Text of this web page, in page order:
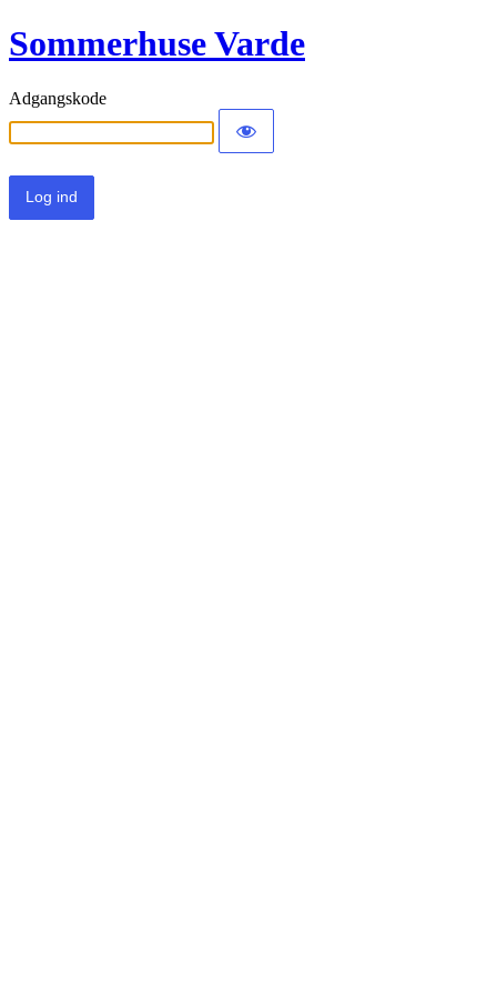
Sommerhuse Varde
Adgangskode